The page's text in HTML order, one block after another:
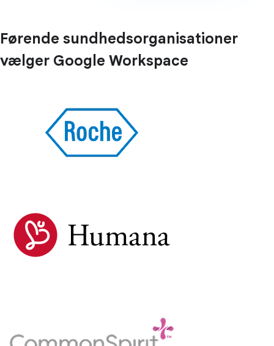
Førende sundhedsorganisationer
vælger Google Workspace